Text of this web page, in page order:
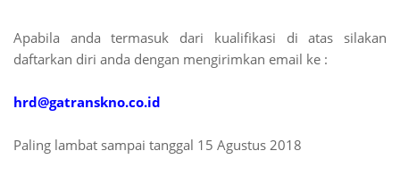
Apabila anda termasuk dari kualifikasi di atas silakan
daftarkan diri anda dengan mengirimkan email ke :
hrd@gatranskno.co.id
Paling lambat sampai tanggal 15 Agustus 2018